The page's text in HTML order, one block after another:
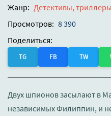
Жанр: Детективы, триллеры
Просмотров: 8 390
Поделиться:
TG FB TW
Двух шпионов засылают в
независимых Филиппин, и